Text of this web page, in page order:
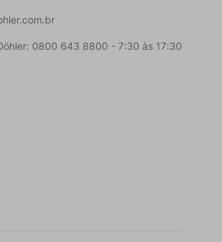
0800 643 8800 - 7:30 às 17:30